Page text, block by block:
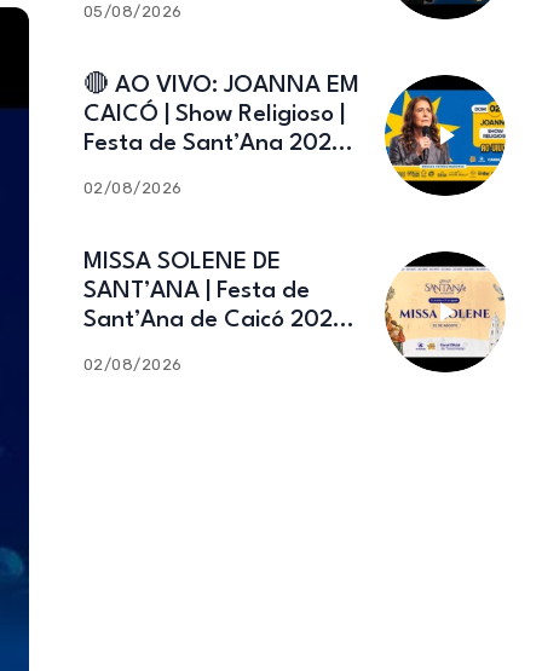
Caicó-RN
05/08/2026
🔴 AO VIVO: JOANNA EM
CAICÓ | Show Religioso |
Festa de Sant’Ana 2026 |
02/08/2026
MISSA SOLENE DE
SANT’ANA | Festa de
Sant’Ana de Caicó 2026 |
02/08/2026